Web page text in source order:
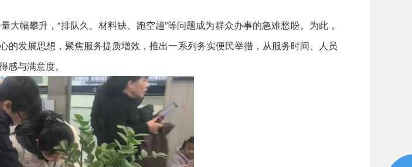
攀升，“排队久、材料缺、跑空趟”等问题成为群众办事的急难愁盼。为此，
发展思想，聚焦服务提质增效，推出一系列务实便民举措，从服务时间、人员
与满意度。